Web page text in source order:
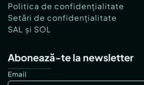
Politica de confidențialitate
Setări de confidențialitate
SAL și SOL
Abonează-te la newsletter
Email